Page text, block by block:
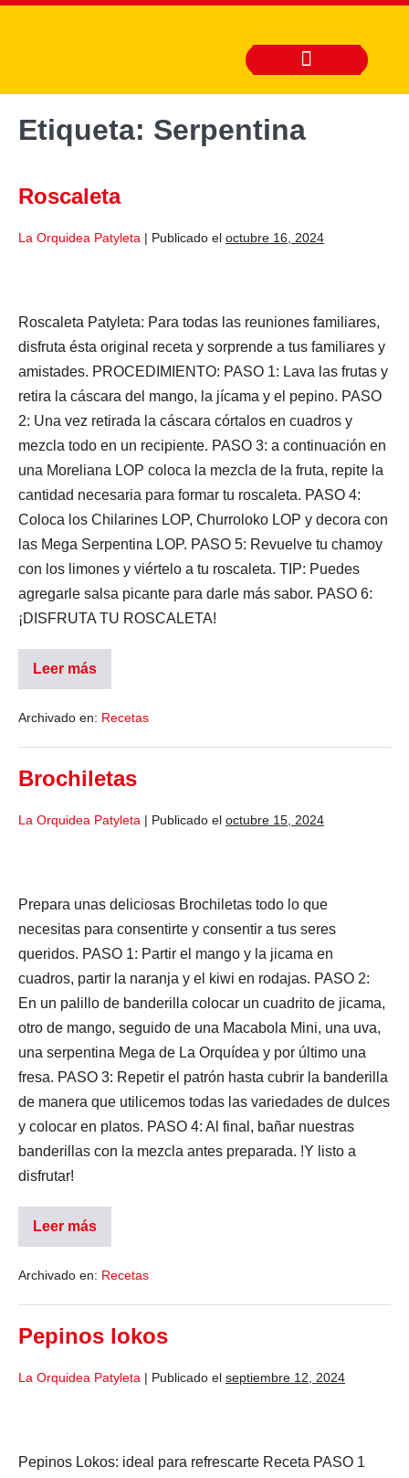
Etiqueta: Serpentina
Roscaleta
La Orquidea Patyleta | Publicado el octubre 16, 2024
Roscaleta Patyleta: Para todas las reuniones familiares,
disfruta ésta original receta y sorprende a tus familiares y
amistades. PROCEDIMIENTO: PASO 1: Lava las frutas y
retira la cáscara del mango, la jícama y el pepino. PASO
2: Una vez retirada la cáscara córtalos en cuadros y
mezcla todo en un recipiente. PASO 3: a continuación en
una Moreliana LOP coloca la mezcla de la fruta, repite la
cantidad necesaria para formar tu roscaleta. PASO 4:
Coloca los Chilarines LOP, Churroloko LOP y decora con
las Mega Serpentina LOP. PASO 5: Revuelve tu chamoy
con los limones y viértelo a tu roscaleta. TIP: Puedes
agregarle salsa picante para darle más sabor. PASO 6:
¡DISFRUTA TU ROSCALETA!
Leer más
Archivado en: Recetas
Brochiletas
La Orquidea Patyleta | Publicado el octubre 15, 2024
Prepara unas deliciosas Brochiletas todo lo que
necesitas para consentirte y consentir a tus seres
queridos. PASO 1: Partir el mango y la jicama en
cuadros, partir la naranja y el kiwi en rodajas. PASO 2:
En un palillo de banderilla colocar un cuadrito de jicama,
otro de mango, seguido de una Macabola Mini, una uva,
una serpentina Mega de La Orquídea y por último una
fresa. PASO 3: Repetir el patrón hasta cubrir la banderilla
de manera que utilicemos todas las variedades de dulces
y colocar en platos. PASO 4: Al final, bañar nuestras
banderillas con la mezcla antes preparada. !Y listo a
disfrutar!
Leer más
Archivado en: Recetas
Pepinos lokos
La Orquidea Patyleta | Publicado el septiembre 12, 2024
Pepinos Lokos: ideal para refrescarte Receta PASO 1